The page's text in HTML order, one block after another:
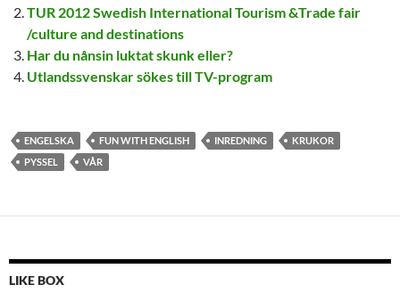
TUR 2012 Swedish International Tourism &Trade fair
/culture and destinations
Har du nånsin luktat skunk eller?
Utlandssvenskar sökes till TV-program
ENGELSKA FUN WITH ENGLISH INREDNING
KRUKOR
PYSSEL
VÅR
LIKE BOX